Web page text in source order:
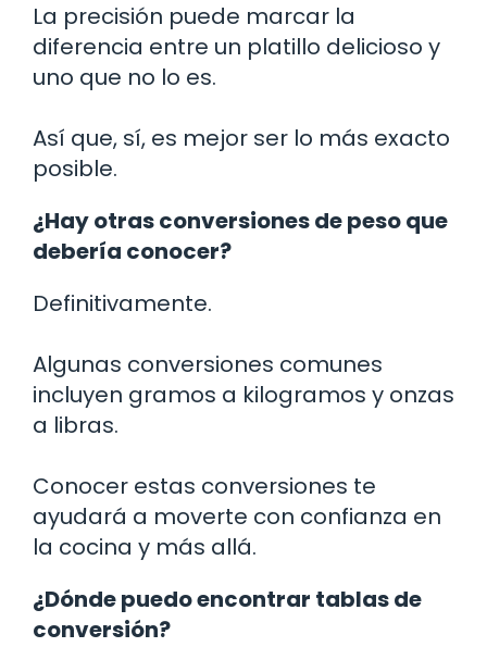
La precisión puede marcar la
diferencia entre un platillo delicioso y
uno que no lo es.
Así que, sí, es mejor ser lo más exacto
posible.
¿Hay otras conversiones de peso que
debería conocer?
Definitivamente.
Algunas conversiones comunes
incluyen gramos a kilogramos y onzas
a libras.
Conocer estas conversiones te
ayudará a moverte con confianza en
la cocina y más allá.
¿Dónde puedo encontrar tablas de
conversión?